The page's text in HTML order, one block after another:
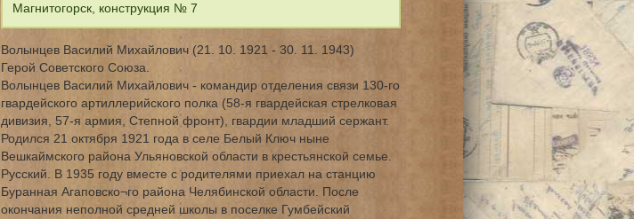
Магнитогорск, конструкция № 7
Волынцев Василий Михайлович (21. 10. 1921 - 30. 11. 1943)
Герой Советского Союза.
Волынцев Василий Михайлович - командир отделения связи 130-го
гвардейского артиллерийского полка (58-я гвардейская стрелковая
дивизия, 57-я армия, Степной фронт), гвардии младший сержант.
Родился 21 октября 1921 года в селе Белый Ключ ныне
Вешкаймского района Ульяновской области в крестьянской семье.
Русский. В 1935 году вместе с родителями приехал на станцию
Буранная Агаповско¬го района Челябинской области. После
окончания неполной средней школы в поселке Гумбейский